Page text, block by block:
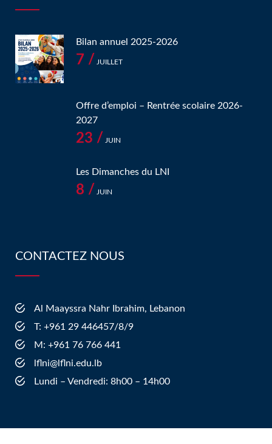
Bilan annuel 2025-2026
7 / JUILLET
Offre d’emploi – Rentrée scolaire 2026-
2027
23 / JUIN
Les Dimanches du LNI
8 / JUIN
CONTACTEZ NOUS
Al Maayssra Nahr Ibrahim, Lebanon
​T: +961 29 446457/8/9
​M: +961 76 766 441
lflni@lflni.edu.lb
Lundi – Vendredi: 8h00 – 14h00